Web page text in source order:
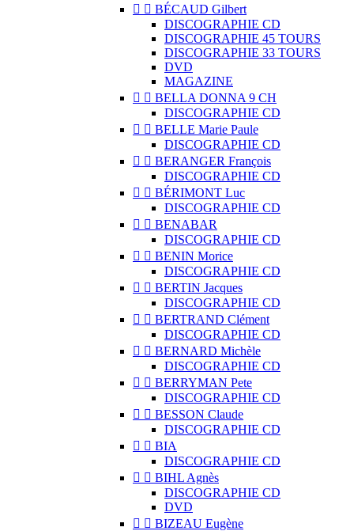
  BÉCAUD Gilbert
DISCOGRAPHIE CD
DISCOGRAPHIE 45 TOURS
DISCOGRAPHIE 33 TOURS
DVD
MAGAZINE
  BELLA DONNA 9 CH
DISCOGRAPHIE CD
  BELLE Marie Paule
DISCOGRAPHIE CD
  BERANGER François
DISCOGRAPHIE CD
  BÉRIMONT Luc
DISCOGRAPHIE CD
  BENABAR
DISCOGRAPHIE CD
  BENIN Morice
DISCOGRAPHIE CD
  BERTIN Jacques
DISCOGRAPHIE CD
  BERTRAND Clément
DISCOGRAPHIE CD
  BERNARD Michèle
DISCOGRAPHIE CD
  BERRYMAN Pete
DISCOGRAPHIE CD
  BESSON Claude
DISCOGRAPHIE CD
  BIA
DISCOGRAPHIE CD
  BIHL Agnès
DISCOGRAPHIE CD
DVD
  BIZEAU Eugène